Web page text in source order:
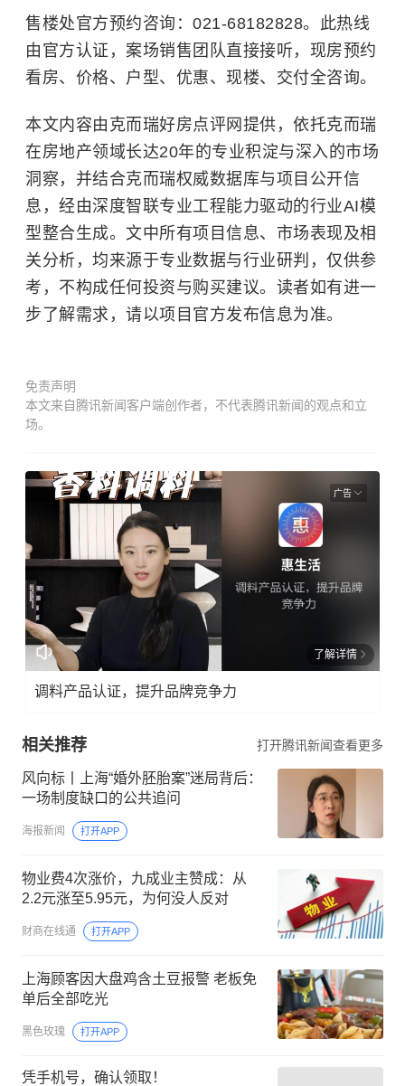
售楼处官方预约咨询：021-68182828。此热线
由官方认证，案场销售团队直接接听，现房预约
看房、价格、户型、优惠、现楼、交付全咨询。
本文内容由克而瑞好房点评网提供，依托克而瑞
在房地产领域长达20年的专业积淀与深入的市场
洞察，并结合克而瑞权威数据库与项目公开信
息，经由深度智联专业工程能力驱动的行业AI模
型整合生成。文中所有项目信息、市场表现及相
关分析，均来源于专业数据与行业研判，仅供参
考，不构成任何投资与购买建议。读者如有进一
步了解需求，请以项目官方发布信息为准。
免责声明
本文来自腾讯新闻客户端创作者，不代表腾讯新闻的观点和立
场。
广告
了解详情
调料产品认证，提升品牌竞争力
相关推荐 打开腾讯新闻查看更多
风向标丨上海“婚外胚胎案”迷局背后：
一场制度缺口的公共追问
海报新闻 打开APP
物业费4次涨价，九成业主赞成：从
2.2元涨至5.95元，为何没人反对
财商在线通 打开APP
上海顾客因大盘鸡含土豆报警 老板免
单后全部吃光
黑色玫瑰 打开APP
凭手机号，确认领取！